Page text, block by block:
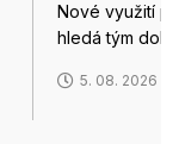
Nové využití
hledá tým
5. 08. 2026